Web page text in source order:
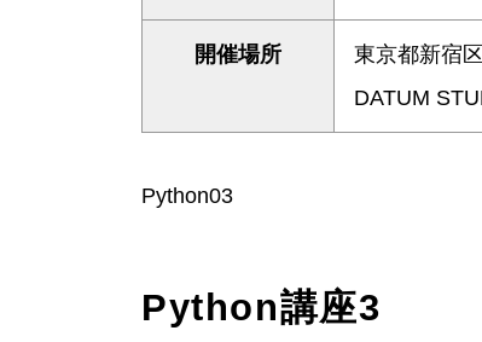
開催場所
東京都新宿
DATUM
Python03
Python講座3